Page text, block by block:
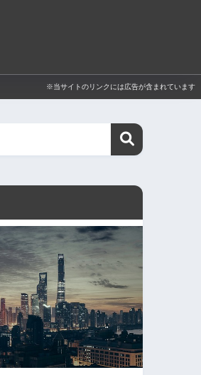
※当サイトのリンクには広告が含まれています